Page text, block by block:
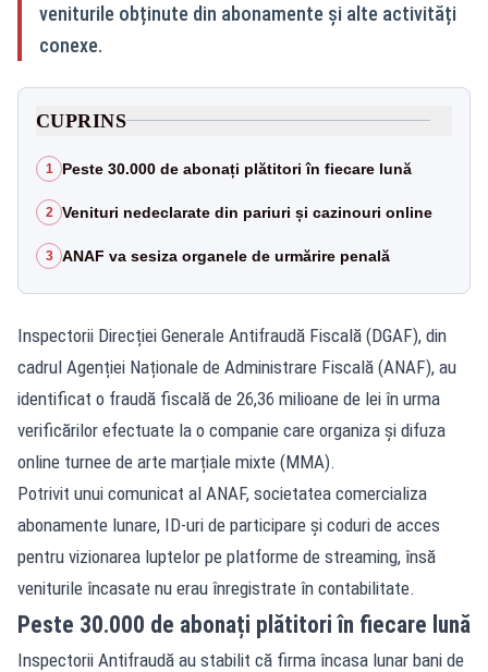
veniturile obținute din abonamente și alte activități
conexe.
CUPRINS
1 Peste 30.000 de abonați plătitori în fiecare lună
2 Venituri nedeclarate din pariuri și cazinouri online
3 ANAF va sesiza organele de urmărire penală
Inspectorii Direcției Generale Antifraudă Fiscală (DGAF), din
cadrul Agenției Naționale de Administrare Fiscală (ANAF), au
identificat o fraudă fiscală de 26,36 milioane de lei în urma
verificărilor efectuate la o companie care organiza și difuza
online turnee de arte marțiale mixte (MMA).
Potrivit unui comunicat al ANAF, societatea comercializa
abonamente lunare, ID-uri de participare și coduri de acces
pentru vizionarea luptelor pe platforme de streaming, însă
veniturile încasate nu erau înregistrate în contabilitate.
Peste 30.000 de abonați plătitori în fiecare lună
Inspectorii Antifraudă au stabilit că firma încasa lunar bani de